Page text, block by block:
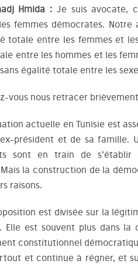
Hmida : Je suis avocate,
femmes démocrates.
totale entre les femmes et
entre les hommes et les
égalité totale entre les
vous nous retracer
actuelle en Tunisie est
président et de sa famille.
sont en train de
la construction de la
raisons.
est divisée sur la
Elle est souvent plus dans
constitutionnel
et continue à régner, et